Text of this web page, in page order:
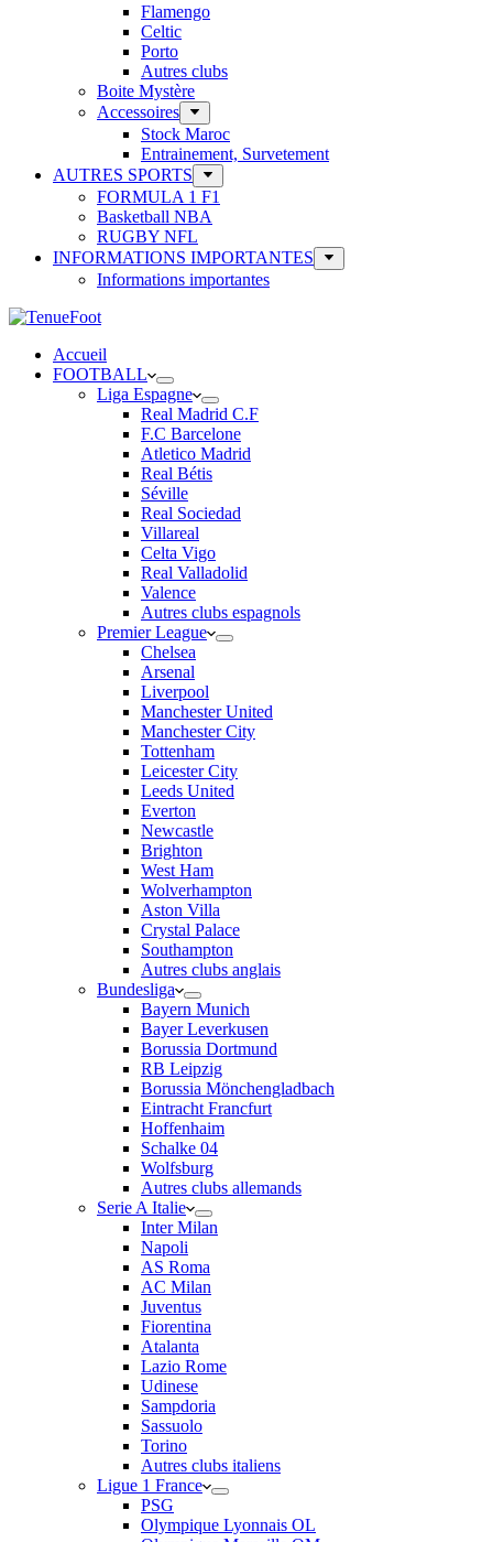
Flamengo
Celtic
Porto
Autres clubs
Boite Mystère
Accessoires
Stock Maroc
Entrainement, Survetement
AUTRES SPORTS
FORMULA 1 F1
Basketball NBA
RUGBY NFL
INFORMATIONS IMPORTANTES
Informations importantes
Accueil
FOOTBALL
Liga Espagne
Real Madrid C.F
F.C Barcelone
Atletico Madrid
Real Bétis
Séville
Real Sociedad
Villareal
Celta Vigo
Real Valladolid
Valence
Autres clubs espagnols
Premier League
Chelsea
Arsenal
Liverpool
Manchester United
Manchester City
Tottenham
Leicester City
Leeds United
Everton
Newcastle
Brighton
West Ham
Wolverhampton
Aston Villa
Crystal Palace
Southampton
Autres clubs anglais
Bundesliga
Bayern Munich
Bayer Leverkusen
Borussia Dortmund
RB Leipzig
Borussia Mönchengladbach
Eintracht Francfurt
Hoffenhaim
Schalke 04
Wolfsburg
Autres clubs allemands
Serie A Italie
Inter Milan
Napoli
AS Roma
AC Milan
Juventus
Fiorentina
Atalanta
Lazio Rome
Udinese
Sampdoria
Sassuolo
Torino
Autres clubs italiens
Ligue 1 France
PSG
Olympique Lyonnais OL